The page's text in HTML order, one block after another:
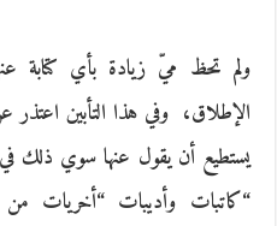
ولم تحظ ميّ‮ ‬زيادة بأي كتابة
الإطلاق، ‮ ‬وفي هذا التأبين
‬يستطيع أن‮ ‬يقول عنها سوي ذلك
“‬كاتبات وأديبات‮ “‬أخريات